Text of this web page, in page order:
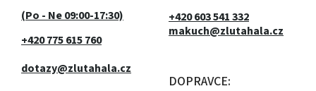
(Po - Ne 09:00-17:30)
+420 775 615 760
dotazy@zlutahala.cz
+420 603 541 332
makuch@zlutahala.cz
DOPRAVCE: